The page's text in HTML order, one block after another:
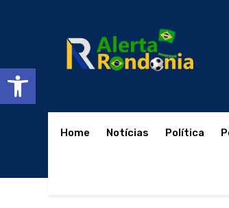
Abrir a barra de ferramentas
Home Notícias Política